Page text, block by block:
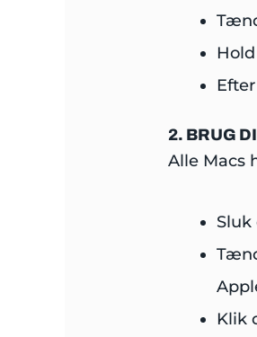
2. BRUG
Alle Macs
Klik